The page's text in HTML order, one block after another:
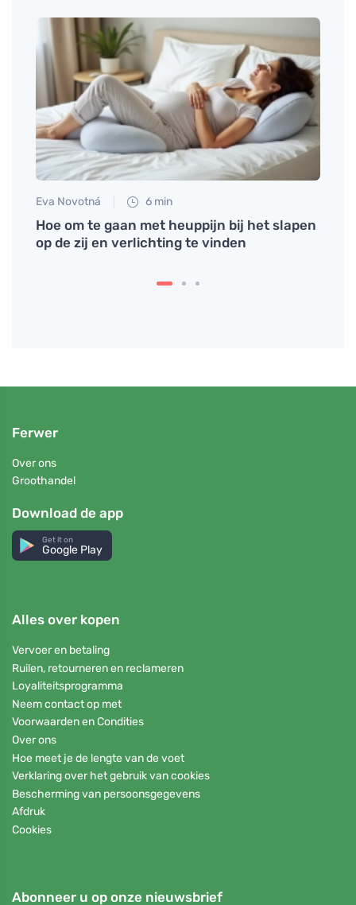
Eva Novotná 6 min
Hoe om te gaan met heuppijn bij het slapen
op de zij en verlichting te vinden
Ferwer
Over ons
Groothandel
Download de app
Get it on
Google Play
Alles over kopen
Vervoer en betaling
Ruilen, retourneren en reclameren
Loyaliteitsprogramma
Neem contact op met
Voorwaarden en Condities
Over ons
Hoe meet je de lengte van de voet
Verklaring over het gebruik van cookies
Bescherming van persoonsgegevens
Afdruk
Cookies
Abonneer u op onze nieuwsbrief